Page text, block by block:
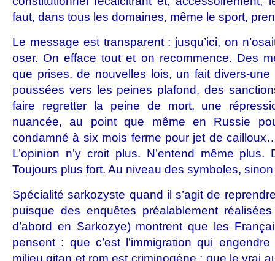
faut, dans tous les domaines, même le sport,
Le message est transparent : jusqu’ici, on
oser. On efface tout et on recommence. Des
que prises, de nouvelles lois, un fait divers-
poussées vers les peines plafond, des
faire regretter la peine de mort, une
nuancée, au point que même en Russie
condamné à six mois ferme pour jet de
L’opinion n’y croit plus. N’entend même
Toujours plus fort. Au niveau des symboles,
Spécialité sarkozyste quand il s’agit de
puisque des enquêtes préalablement
d’abord en Sarkozye) montrent que les
pensent : que c’est l’immigration qui
milieu gitan et rom est criminogène ; que le vrai